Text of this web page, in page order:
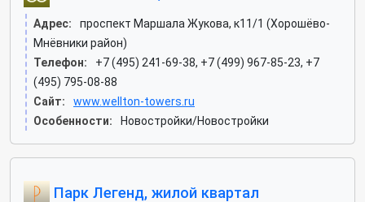
Адрес:
проспект Маршала Жукова, к11/1 (Хорошёво-
Мнёвники район)
Телефон:
+7 (495) 241-69-38, +7 (499) 967-85-23, +7
(495) 795-08-88
Сайт:
www.wellton-towers.ru
Особенности:
Новостройки/Новостройки
Парк Легенд, жилой квартал